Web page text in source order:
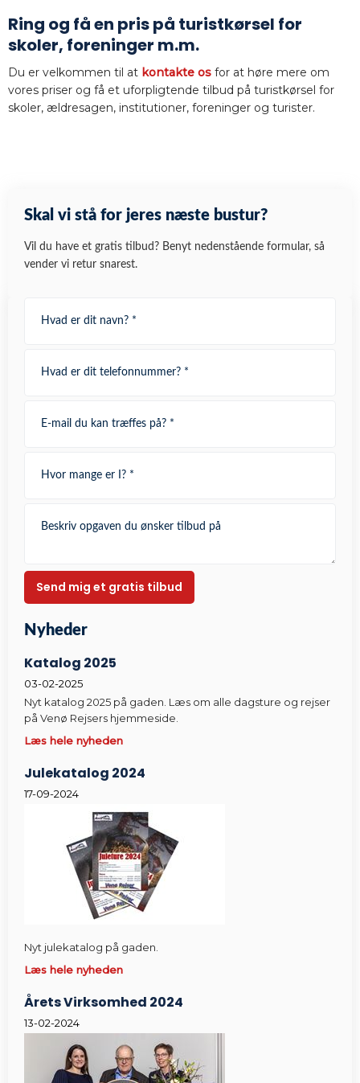
Ring og få en pris på turistkørsel for
skoler, foreninger m.m.
Du er velkommen til at kontakte osfor at høre mere om
vores priser og få et uforpligtende tilbud på turistkørsel for
skoler, ældresagen, institutioner, foreninger og turister.
Skal vi stå for jeres næste bustur?
Vil du have et gratis tilbud? Benyt nedenstående formular, så
vender vi retur snarest.
Nyheder​
Katalog 2025
03-02-2025
Nyt katalog 2025 på gaden. Læs om alle dagsture og rejser
på Venø Rejsers hjemmeside.
Læs hele nyheden
Julekatalog 2024
17-09-2024
Nyt julekatalog på gaden.
Læs hele nyheden
Årets Virksomhed 2024
13-02-2024